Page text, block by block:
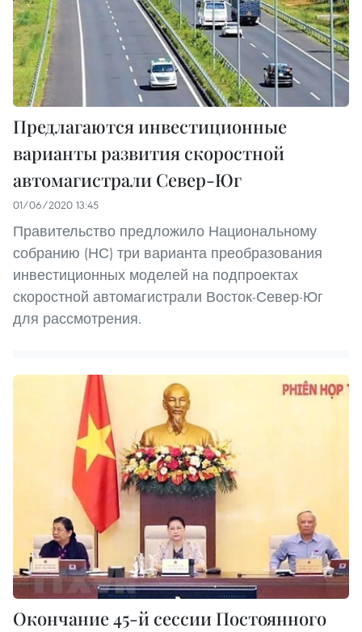
Предлагаются инвестиционные
варианты развития скоростной
автомагистрали Север-Юг
01/06/2020 13:45
Правительство предложило Национальному
собранию (НС) три варианта преобразования
инвестиционных моделей на подпроектах
скоростной автомагистрали Восток-Север-Юг
для рассмотрения.
Окончание 45-й сессии Постоянного